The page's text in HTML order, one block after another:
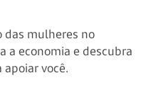
das mulheres no
a economia e descubra
apoiar você.